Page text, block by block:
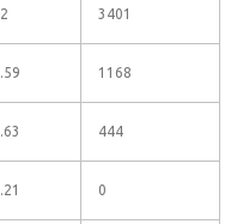
3401
1168
444
0